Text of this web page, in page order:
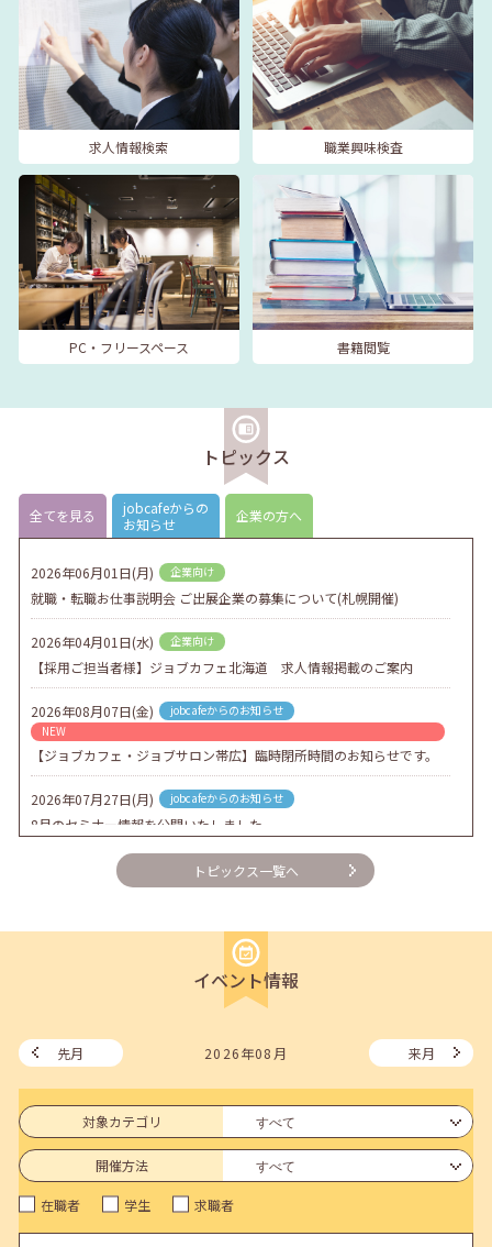
求人情報検索 職業興味検査
PC・フリースペース 書籍閲覧
トピックス
全てを見る
jobcafeからの
お知らせ
企業の方へ
2026年06月01日(月) 企業向け
就職・転職お仕事説明会 ご出展企業の募集について(札幌開催)
2026年04月01日(水) 企業向け
【採用ご担当者様】ジョブカフェ北海道 求人情報掲載のご案内
2026年08月07日(金)
jobcafeからのお知らせ
NEW
【ジョブカフェ・ジョブサロン帯広】臨時閉所時間のお知らせです。
2026年07月27日(月) jobcafeからのお知らせ
8月のセミナー情報を公開いたしました。
2026年07月01日(水) 企業向け
企業様向けセミナー「現場を巻き込む！人事のための『越境人材育
jobcafeからのお知らせ
7月のセミナー情報を公開いたしました。
メールカウンセリング、就職決定報告フォーム復旧いたしました。
2026年05月25日(月) jobcafeからのお知らせ
6月のセミナー情報を公開いたしました。
2026年05月01日(金) jobcafeからのお知らせ
連休前後（ゴールデンウィーク）のメールキャリア・アドバイス対応
についてのお知らせ
トピックス一覧へ
イベント情報
先月 2026年08月 来月
対象カテゴリ
開催方法
在職者 学生 求職者